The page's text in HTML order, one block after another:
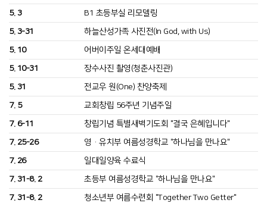
5. 3
B1 초등부실 리모델링
5. 3-31
하늘산성가족 사진전(In God, with Us)
5. 10
어버이주일 온세대예배
5. 10-31
장수사진 촬영(청춘사진관)
5. 31
전교우 원(One) 찬양축제
7. 5
교회창립 56주년 기념주일
7. 6-11
창립기념 특별새벽기도회 "결국 은혜입니다"
7. 25-26
영·유치부 여름성경학교 "하나님을 만나요"
7. 26
일대일양육 수료식
7. 31-8. 2
초등부 여름성경학교 "하나님을 만나요"
7. 31-8. 2
청소년부 여름수련회 "Together Two Getter"